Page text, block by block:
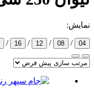
نمایش:
04
/
08
/
12
/
16
/